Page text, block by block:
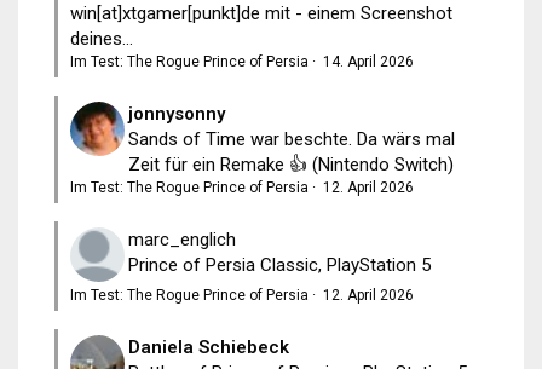
win[at]xtgamer[punkt]de mit - einem Screenshot
deines...
Im Test: The Rogue Prince of Persia · 14. April 2026
jonnysonny
Sands of Time war beschte. Da wärs mal
Zeit für ein Remake 👍 (Nintendo Switch)
Im Test: The Rogue Prince of Persia · 12. April 2026
marc_englich
Prince of Persia Classic, PlayStation 5
Im Test: The Rogue Prince of Persia · 12. April 2026
Daniela Schiebeck